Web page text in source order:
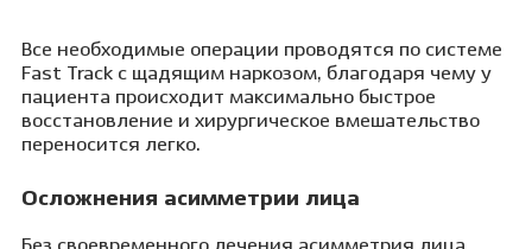
Все необходимые операции проводятся по системе
Fast Track с щадящим наркозом, благодаря чему у
пациента происходит максимально быстрое
восстановление и хирургическое вмешательство
переносится легко.
Осложнения асимметрии лица